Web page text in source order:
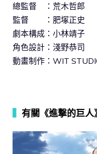
總監督 ：荒木哲郎
監督 ：肥塚正史
劇本構成：小林靖子
角色設計：淺野恭司
動畫制作：WIT
有關《進撃的巨人